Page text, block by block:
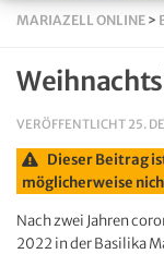
MARIAZELL ONLINE >
VERÖFFENTLICHT 25.
Dieser Beitrag
möglicherweise
Nach zwei Jahren
2022 in der Basilika